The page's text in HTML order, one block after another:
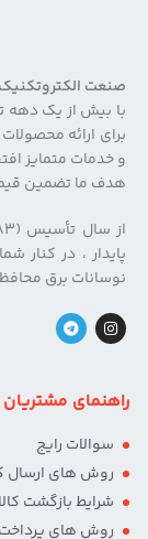
صنعت
با بیش از یک دهه
برای ارائه
و خدمات متمایز
هدف ما تضمین
پایدار ، در کنار
نوسانات برق
راهنمای مشتریان
سوالات رایج
روش های ارسال
شرایط بازگشت کالا
روش های پرداخت